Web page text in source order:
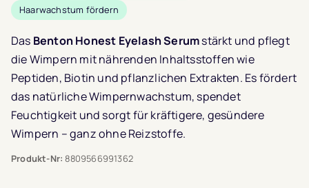
basierend
Kundenbewertung
Haarwachstum fördern
Das Benton Honest Eyelash Serumstärkt und pflegt
die Wimpern mit nährenden Inhaltsstoffen wie
Peptiden, Biotin und pflanzlichen Extrakten. Es fördert
das natürliche Wimpernwachstum, spendet
Feuchtigkeit und sorgt für kräftigere, gesündere
Wimpern – ganz ohne Reizstoffe.
Produkt-Nr: 8809566991362